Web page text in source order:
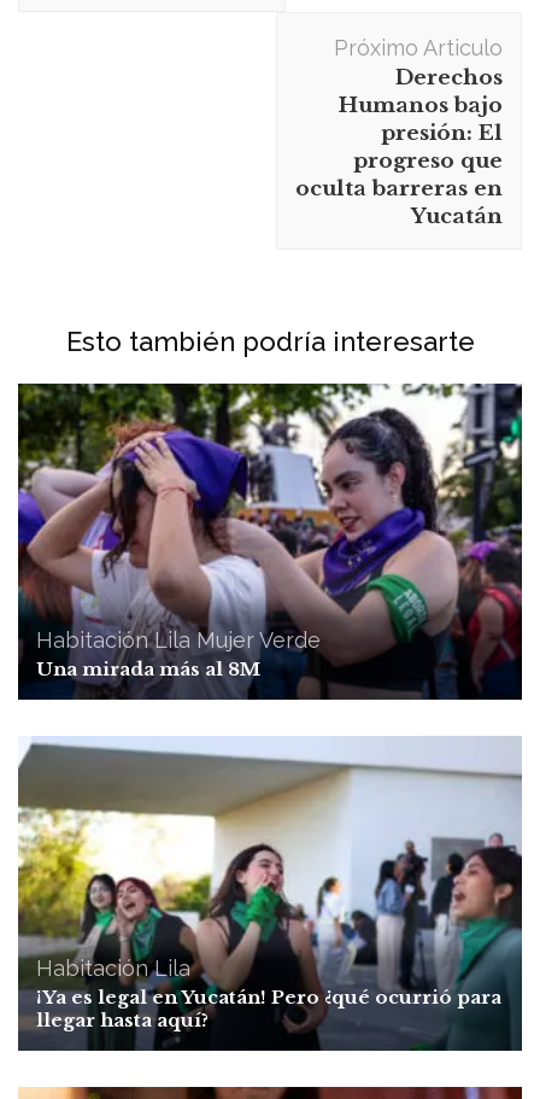
Próximo Articulo
Derechos
Humanos bajo
presión: El
progreso que
oculta barreras en
Yucatán
Esto también podría interesarte
Habitación Lila Mujer Verde
Una mirada más al 8M
Habitación Lila
¡Ya es legal en Yucatán! Pero ¿qué ocurrió para
llegar hasta aquí?